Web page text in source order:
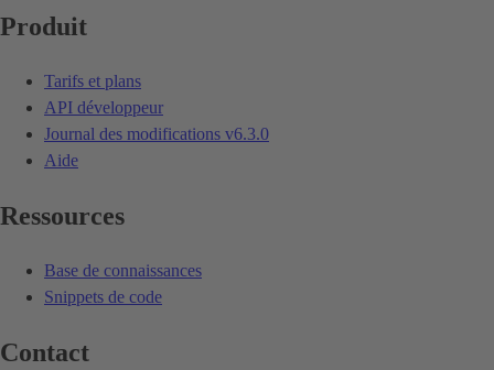
Produit
Tarifs et plans
API développeur
Journal des modifications v6.3.0
Aide
Ressources
Base de connaissances
Snippets de code
Contact